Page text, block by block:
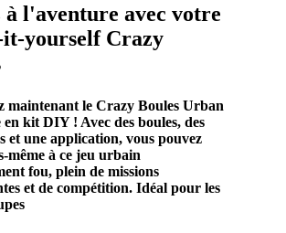
à l'aventure avec votre
yourself Crazy
maintenant le Crazy Boules Urban
en kit DIY ! Avec des boules, des
et une application, vous pouvez
même à ce jeu urbain
fou, plein de missions
et de compétition. Idéal pour les